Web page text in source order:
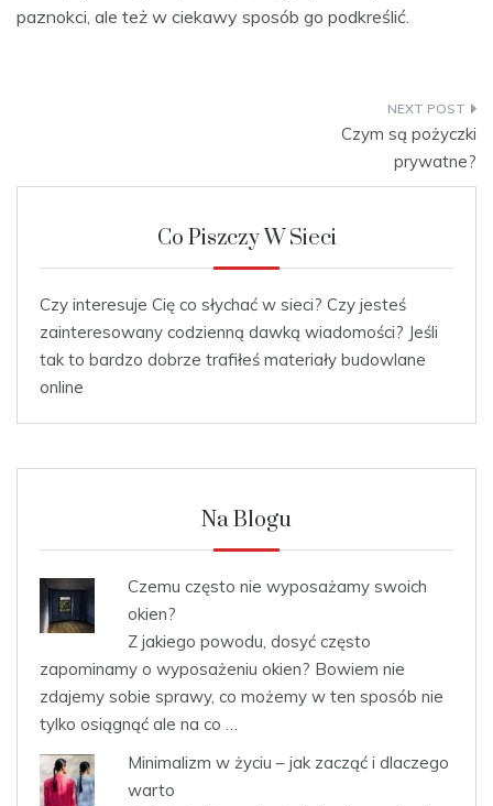
paznokci, ale też w ciekawy sposób go podkreślić.
Czym są pożyczki
prywatne?
Co Piszczy W Sieci
Czy interesuje Cię co słychać w sieci? Czy jesteś
zainteresowany codzienną dawką wiadomości? Jeśli
tak to bardzo dobrze trafiłeś materiały budowlane
online
Na Blogu
Czemu często nie wyposażamy swoich
okien?
Z jakiego powodu, dosyć często
zapominamy o wyposażeniu okien? Bowiem nie
zdajemy sobie sprawy, co możemy w ten sposób nie
tylko osiągnąć ale na co …
Minimalizm w życiu – jak zacząć i dlaczego
warto